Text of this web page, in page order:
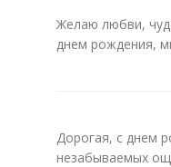
Желаю любви,
днем рождения,
Дорогая, с днем
незабываемых